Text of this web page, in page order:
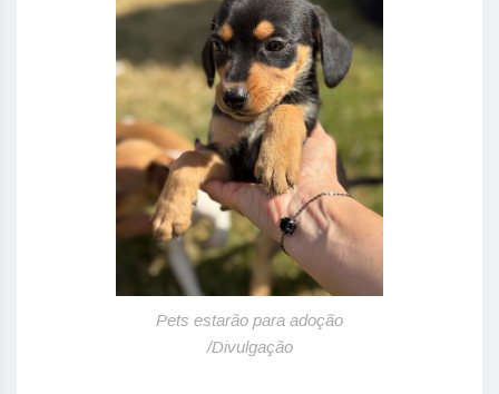
Pets estarão para adoção
/Divulgação